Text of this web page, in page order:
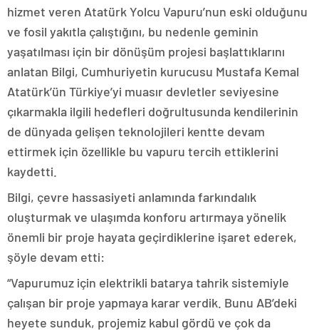
hizmet veren Atatürk Yolcu Vapuru’nun eski olduğunu
ve fosil yakıtla çalıştığını, bu nedenle geminin
yaşatılması için bir dönüşüm projesi başlattıklarını
anlatan Bilgi, Cumhuriyetin kurucusu Mustafa Kemal
Atatürk’ün Türkiye’yi muasır devletler seviyesine
çıkarmakla ilgili hedefleri doğrultusunda kendilerinin
de dünyada gelişen teknolojileri kentte devam
ettirmek için özellikle bu vapuru tercih ettiklerini
kaydetti.
Bilgi, çevre hassasiyeti anlamında farkındalık
oluşturmak ve ulaşımda konforu artırmaya yönelik
önemli bir proje hayata geçirdiklerine işaret ederek,
şöyle devam etti:
“Vapurumuz için elektrikli batarya tahrik sistemiyle
çalışan bir proje yapmaya karar verdik. Bunu AB’deki
heyete sunduk, projemiz kabul gördü ve çok da